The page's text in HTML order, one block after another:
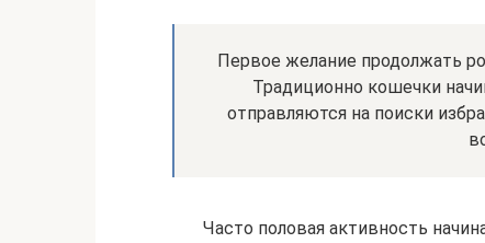
Первое желание продолжать
Традиционно кошечки
отправляются на поиски
Часто половая активность